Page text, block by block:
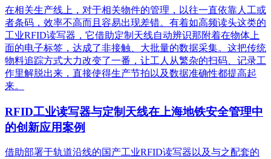
在相关生产线上，对于相关物件的管理，以往一直依靠人工或
者条码，效率不高而且容易出现差错。有着如高频读头这类的
工业RFID读写器，它借助定制天线自动辨识那附着在物体上
面的电子标签，达成了非接触、大批量的数据采集。这把传统
物料追踪方式大力改变了一番，让工人从繁杂的扫码、记录工
作里解脱出来，直接使得生产节拍以及数据准确性都提高起
来。
RFID工业读写器与定制天线在上海地铁安全管理中
的创新应用案例
借助部署于轨道沿线的国产工业RFID读写器以及与之配套的